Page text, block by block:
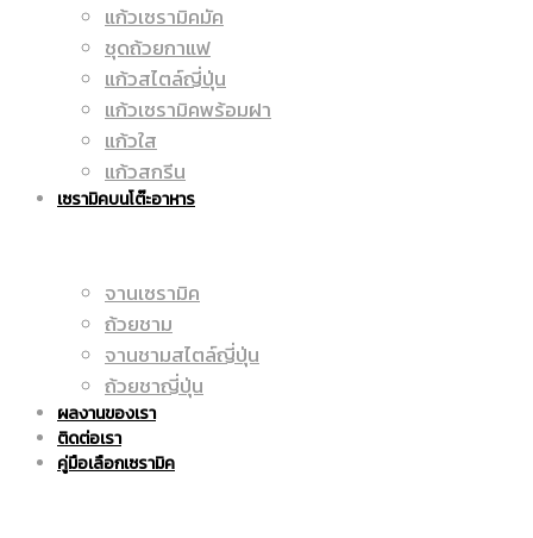
แก้ว
มัค
ราคา
|
แก้วเซรามิคมัค
ชุดถ้วยกาแฟ
แก้วสไตล์ญี่ปุ่น
แก้วเซรามิคพร้อมฝา
แก้วใส
แก้วสกรีน
เซรามิคบนโต๊ะอาหาร
จานเซรามิค
ถ้วยชาม
จานชามสไตล์ญี่ปุ่น
ถ้วยชาญี่ปุ่น
ผลงานของเรา
ติดต่อเรา
คู่มือเลือกเซรามิค